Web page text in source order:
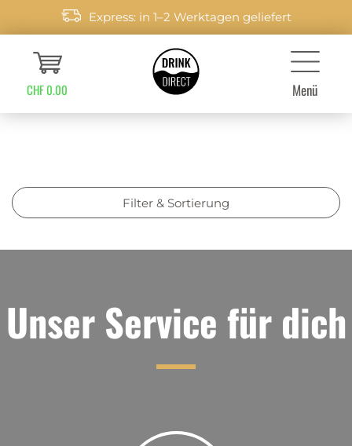
Express: in 1–2 Werktagen geliefert
CHF 0.00 Menü
Filter & Sortierung
Unser Service für dich